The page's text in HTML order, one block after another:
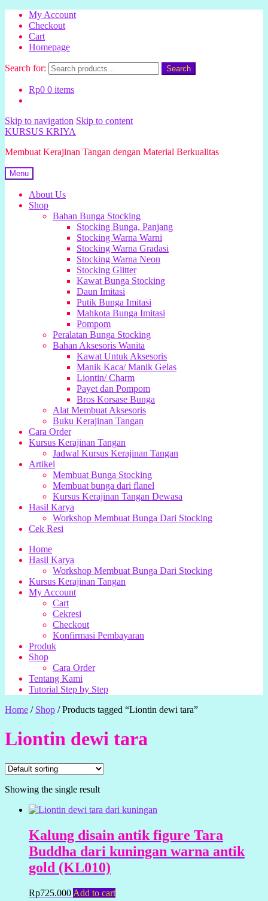
My Account
Checkout
Cart
Homepage
Search for: Search
Rp0 0 items
Skip to navigation Skip to content
KURSUS KRIYA
Membuat Kerajinan Tangan dengan Material Berkualitas
Menu
About Us
Shop
Bahan Bunga Stocking
Stocking Bunga, Panjang
Stocking Warna Warni
Stocking Warna Gradasi
Stocking Warna Neon
Stocking Glitter
Kawat Bunga Stocking
Daun Imitasi
Putik Bunga Imitasi
Mahkota Bunga Imitasi
Pompom
Peralatan Bunga Stocking
Bahan Aksesoris Wanita
Kawat Untuk Aksesoris
Manik Kaca/ Manik Gelas
Liontin/ Charm
Payet dan Pompom
Bros Korsase Bunga
Alat Membuat Aksesoris
Buku Kerajinan Tangan
Cara Order
Kursus Kerajinan Tangan
Jadwal Kursus Kerajinan Tangan
Artikel
Membuat Bunga Stocking
Membuat bunga dari flanel
Kursus Kerajinan Tangan Dewasa
Hasil Karya
Workshop Membuat Bunga Dari Stocking
Cek Resi
Home
Hasil Karya
Workshop Membuat Bunga Dari Stocking
Kursus Kerajinan Tangan
My Account
Cart
Cekresi
Checkout
Konfirmasi Pembayaran
Produk
Shop
Cara Order
Tentang Kami
Tutorial Step by Step
Home / Shop /Products tagged “Liontin dewi tara”
Liontin dewi tara
Showing the single result
Kalung disain antik figure Tara
Buddha dari kuningan warna antik
gold (KL010)
Rp725.000 Add to cart